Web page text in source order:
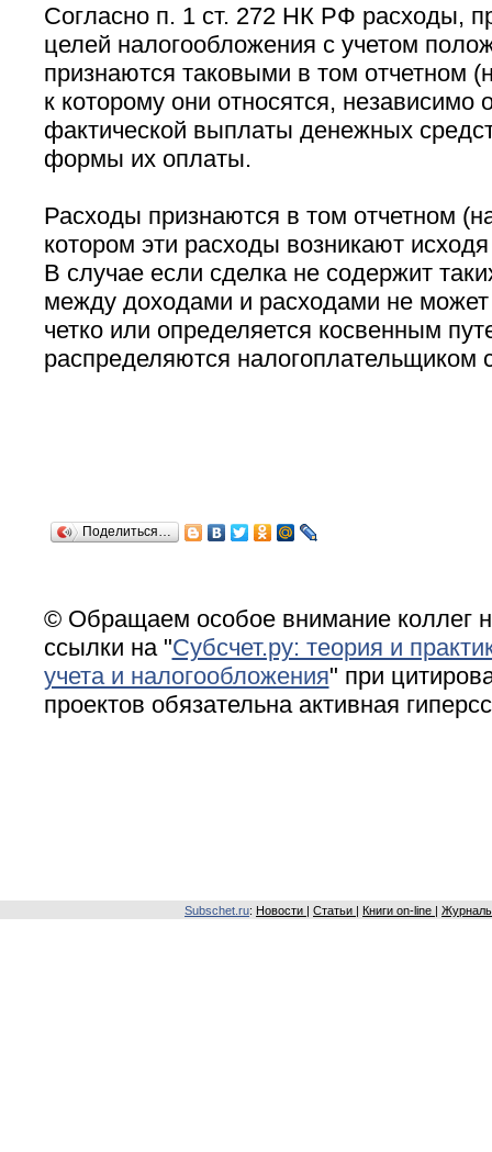
Согласно п. 1 ст. 272 НК РФ расходы,
целей налогообложения с учетом
признаются таковыми в том отчетном
к которому они относятся, независимо
фактической выплаты денежных
формы их оплаты.
Расходы признаются в том отчетном
котором эти расходы возникают
В случае если сделка не содержит
между доходами и расходами не
четко или определяется косвенным
распределяются налогоплательщиком
Поделиться…
© Обращаем особое внимание коллег
ссылки на "Субсчет.ру: теория и
учета и налогообложения" при
проектов обязательна активная
Subschet.ru: Новости Статьи Книги on-line